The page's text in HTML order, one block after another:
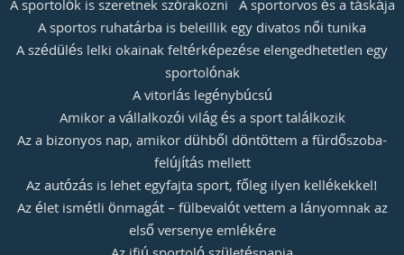
A sportolók is szeretnek szórakozni A sportorvos és a táskája
A sportos ruhatárba is beleillik egy divatos női tunika
A szédülés lelki okainak feltérképezése elengedhetetlen egy
sportolónak
A vitorlás legénybúcsú
Amikor a vállalkozói világ és a sport találkozik
Az a bizonyos nap, amikor dühből döntöttem a fürdőszoba-
felújítás mellett
Az autózás is lehet egyfajta sport, főleg ilyen kellékekkel!
Az élet ismétli önmagát – fülbevalót vettem a lányomnak az
első versenye emlékére